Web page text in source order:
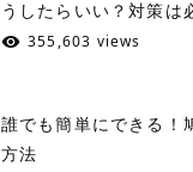
うしたらいい？対策は
355,603 views
誰でも簡単にできる！
方法